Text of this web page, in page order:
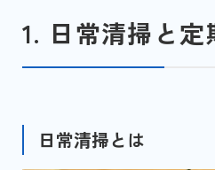
1. 日常清掃と
日常清掃とは